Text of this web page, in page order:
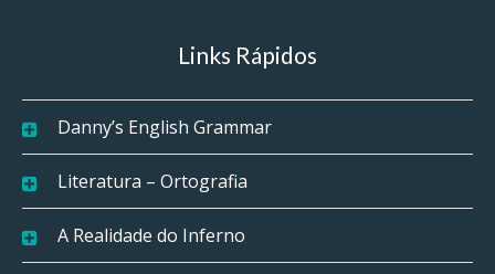
Links Rápidos
Danny’s English Grammar
Literatura – Ortografia
A Realidade do Inferno